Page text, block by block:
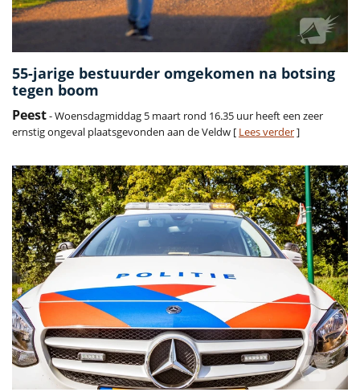
55-jarige bestuurder omgekomen na botsing
tegen boom
Peest- Woensdagmiddag 5 maart rond 16.35 uur heeft een zeer
ernstig ongeval plaatsgevonden aan de Veldw [ Lees verder]